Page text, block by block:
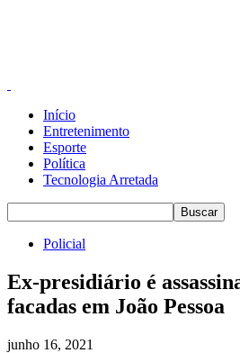
Início
Entretenimento
Esporte
Política
Tecnologia Arretada
Policial
Ex-presidiário é
facadas em João Pessoa
junho 16, 2021